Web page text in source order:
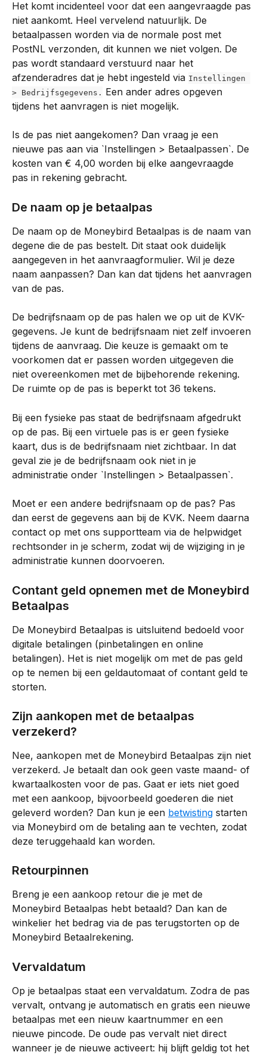
Het komt incidenteel voor dat een aangevraagde pas
niet aankomt. Heel vervelend natuurlijk. De
betaalpassen worden via de normale post met
PostNL verzonden, dit kunnen we niet volgen. De
pas wordt standaard verstuurd naar het
afzenderadres dat je hebt ingesteld via Instellingen
> Bedrijfsgegevens. Een ander adres opgeven
tijdens het aanvragen is niet mogelijk.
Is de pas niet aangekomen? Dan vraag je een
nieuwe pas aan via `Instellingen > Betaalpassen`. De
kosten van € 4,00 worden bij elke aangevraagde
pas in rekening gebracht.
De naam op je betaalpas
De naam op de Moneybird Betaalpas is de naam van
degene die de pas bestelt. Dit staat ook duidelijk
aangegeven in het aanvraagformulier. Wil je deze
naam aanpassen? Dan kan dat tijdens het aanvragen
van de pas.
De bedrijfsnaam op de pas halen we op uit de KVK-
gegevens. Je kunt de bedrijfsnaam niet zelf invoeren
tijdens de aanvraag. Die keuze is gemaakt om te
voorkomen dat er passen worden uitgegeven die
niet overeenkomen met de bijbehorende rekening.
De ruimte op de pas is beperkt tot 36 tekens.
Bij een fysieke pas staat de bedrijfsnaam afgedrukt
op de pas. Bij een virtuele pas is er geen fysieke
kaart, dus is de bedrijfsnaam niet zichtbaar. In dat
geval zie je de bedrijfsnaam ook niet in je
administratie onder `Instellingen > Betaalpassen`.
Moet er een andere bedrijfsnaam op de pas? Pas
dan eerst de gegevens aan bij de KVK. Neem daarna
contact op met ons supportteam via de helpwidget
rechtsonder in je scherm, zodat wij de wijziging in je
administratie kunnen doorvoeren.
Contant geld opnemen met de Moneybird
Betaalpas
De Moneybird Betaalpas is uitsluitend bedoeld voor
digitale betalingen (pinbetalingen en online
betalingen). Het is niet mogelijk om met de pas geld
op te nemen bij een geldautomaat of contant geld te
storten.
Zijn aankopen met de betaalpas
verzekerd?
Nee, aankopen met de Moneybird Betaalpas zijn niet
verzekerd. Je betaalt dan ook geen vaste maand- of
kwartaalkosten voor de pas. Gaat er iets niet goed
met een aankoop, bijvoorbeeld goederen die niet
geleverd worden? Dan kun je een betwisting starten
via Moneybird om de betaling aan te vechten, zodat
deze teruggehaald kan worden.
Retourpinnen
Breng je een aankoop retour die je met de
Moneybird Betaalpas hebt betaald? Dan kan de
winkelier het bedrag via de pas terugstorten op de
Moneybird Betaalrekening.
Vervaldatum
Op je betaalpas staat een vervaldatum. Zodra de pas
vervalt, ontvang je automatisch en gratis een nieuwe
betaalpas met een nieuw kaartnummer en een
nieuwe pincode. De oude pas vervalt niet direct
wanneer je de nieuwe activeert: hij blijft geldig tot het